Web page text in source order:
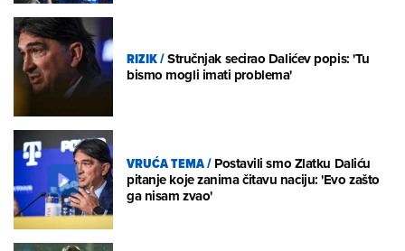
RIZIK/Stručnjak secirao Dalićev popis: 'Tu
bismo mogli imati problema'
VRUĆA TEMA/Postavili smo Zlatku Daliću
pitanje koje zanima čitavu naciju: 'Evo zašto
ga nisam zvao'